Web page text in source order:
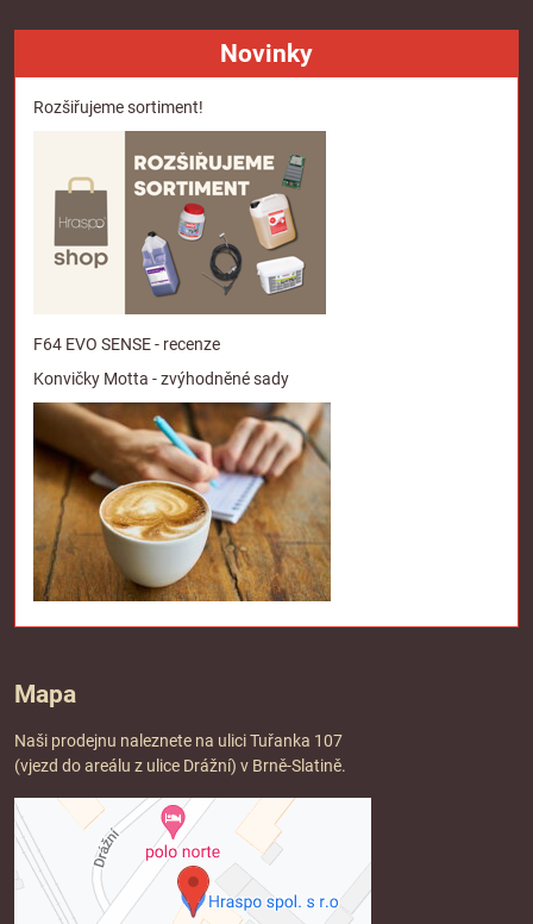
Novinky
Rozšiřujeme sortiment!
F64 EVO SENSE - recenze
Konvičky Motta - zvýhodněné sady
Mapa
Naši prodejnu naleznete na ulici Tuřanka 107
(vjezd do areálu z ulice Drážní) v Brně-Slatině.